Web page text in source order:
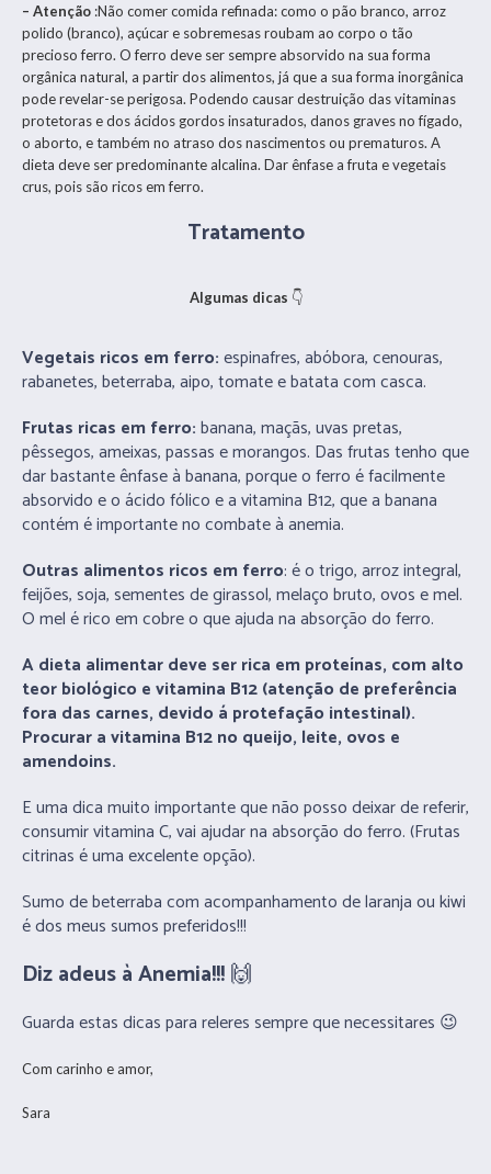
– Atenção :Não comer comida refinada: como o pão branco, arroz
polido (branco), açúcar e sobremesas roubam ao corpo o tão
precioso ferro. O ferro deve ser sempre absorvido na sua forma
orgânica natural, a partir dos alimentos, já que a sua forma inorgânica
pode revelar-se perigosa. Podendo causar destruição das vitaminas
protetoras e dos ácidos gordos insaturados, danos graves no fígado,
o aborto, e também no atraso dos nascimentos ou prematuros. A
dieta deve ser predominante alcalina. Dar ênfase a fruta e vegetais
crus, pois são ricos em ferro.
Tratamento
Algumas dicas 👇
Vegetais ricos em ferro:espinafres, abóbora, cenouras,
rabanetes, beterraba, aipo, tomate e batata com casca.
Frutas ricas em ferro:banana, maçãs, uvas pretas,
pêssegos, ameixas, passas e morangos. Das frutas tenho que
dar bastante ênfase à banana, porque o ferro é facilmente
absorvido e o ácido fólico e a vitamina B12, que a banana
contém é importante no combate à anemia.
Outras alimentos ricos em ferro: é o trigo, arroz integral,
feijões, soja, sementes de girassol, melaço bruto, ovos e mel.
O mel é rico em cobre o que ajuda na absorção do ferro.
A dieta alimentar deve ser rica em proteínas, com alto
teor biológico e vitamina B12 (atenção de preferência
fora das carnes, devido á protefação intestinal).
Procurar a vitamina B12 no queijo, leite, ovos e
amendoins.
E uma dica muito importante que não posso deixar de referir,
consumir vitamina C, vai ajudar na absorção do ferro. (Frutas
citrinas é uma excelente opção).
Sumo de beterraba com acompanhamento de laranja ou kiwi
é dos meus sumos preferidos!!!
Diz adeus à Anemia!!!🙌
Guarda estas dicas para releres sempre que necessitares 😉
Com carinho e amor,
Sara